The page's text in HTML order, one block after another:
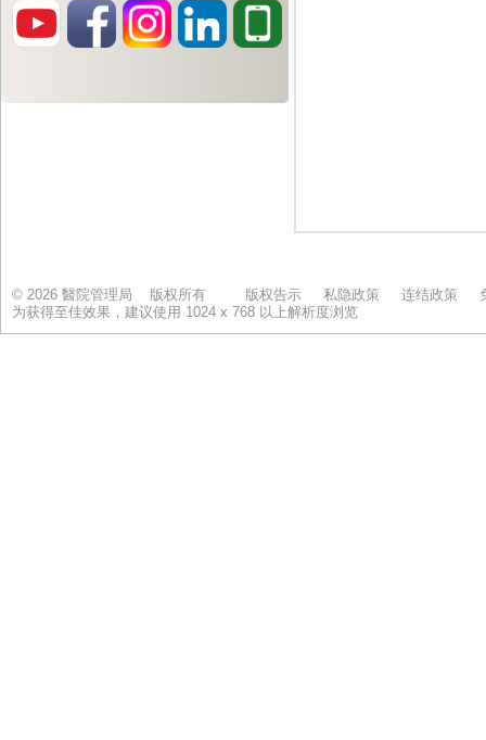
© 2026 醫院管理局 版权所有 版权告示 私隐政策 连结政策
为获得至佳效果，建议使用 1024 x 768 以上解析度浏览